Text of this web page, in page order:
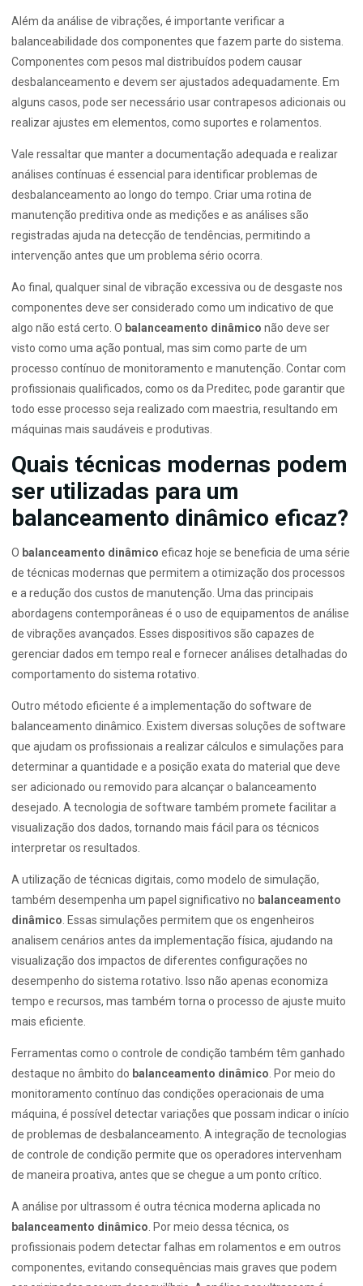
Além da análise de vibrações, é importante verificar a
balanceabilidade dos componentes que fazem parte do sistema.
Componentes com pesos mal distribuídos podem causar
desbalanceamento e devem ser ajustados adequadamente. Em
alguns casos, pode ser necessário usar contrapesos adicionais ou
realizar ajustes em elementos, como suportes e rolamentos.
Vale ressaltar que manter a documentação adequada e realizar
análises contínuas é essencial para identificar problemas de
desbalanceamento ao longo do tempo. Criar uma rotina de
manutenção preditiva onde as medições e as análises são
registradas ajuda na detecção de tendências, permitindo a
intervenção antes que um problema sério ocorra.
Ao final, qualquer sinal de vibração excessiva ou de desgaste nos
componentes deve ser considerado como um indicativo de que
algo não está certo. O balanceamento dinâmico não deve ser
visto como uma ação pontual, mas sim como parte de um
processo contínuo de monitoramento e manutenção. Contar com
profissionais qualificados, como os da Preditec, pode garantir que
todo esse processo seja realizado com maestria, resultando em
máquinas mais saudáveis e produtivas.
Quais técnicas modernas podem
ser utilizadas para um
balanceamento dinâmico eficaz?
O balanceamento dinâmico eficaz hoje se beneficia de uma série
de técnicas modernas que permitem a otimização dos processos
e a redução dos custos de manutenção. Uma das principais
abordagens contemporâneas é o uso de equipamentos de análise
de vibrações avançados. Esses dispositivos são capazes de
gerenciar dados em tempo real e fornecer análises detalhadas do
comportamento do sistema rotativo.
Outro método eficiente é a implementação do software de
balanceamento dinâmico. Existem diversas soluções de software
que ajudam os profissionais a realizar cálculos e simulações para
determinar a quantidade e a posição exata do material que deve
ser adicionado ou removido para alcançar o balanceamento
desejado. A tecnologia de software também promete facilitar a
visualização dos dados, tornando mais fácil para os técnicos
interpretar os resultados.
A utilização de técnicas digitais, como modelo de simulação,
também desempenha um papel significativo no balanceamento
dinâmico . Essas simulações permitem que os engenheiros
analisem cenários antes da implementação física, ajudando na
visualização dos impactos de diferentes configurações no
desempenho do sistema rotativo. Isso não apenas economiza
tempo e recursos, mas também torna o processo de ajuste muito
mais eficiente.
Ferramentas como o controle de condição também têm ganhado
destaque no âmbito do balanceamento dinâmico . Por meio do
monitoramento contínuo das condições operacionais de uma
máquina, é possível detectar variações que possam indicar o início
de problemas de desbalanceamento. A integração de tecnologias
de controle de condição permite que os operadores intervenham
de maneira proativa, antes que se chegue a um ponto crítico.
A análise por ultrassom é outra técnica moderna aplicada no
balanceamento dinâmico . Por meio dessa técnica, os
profissionais podem detectar falhas em rolamentos e em outros
componentes, evitando consequências mais graves que podem